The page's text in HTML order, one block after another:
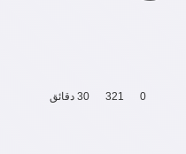
0
30 دقائق